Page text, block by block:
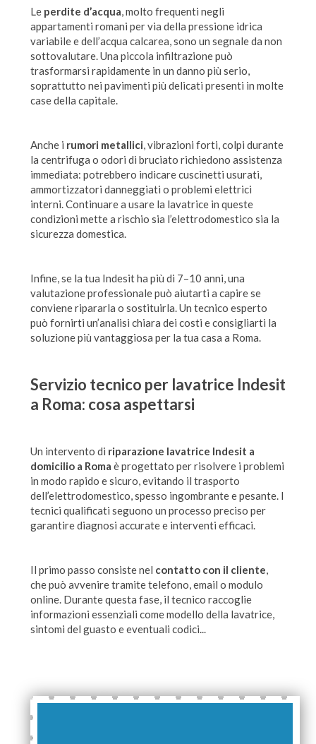
Le perdite d’acqua, molto frequenti negli
appartamenti romani per via della pressione idrica
variabile e dell’acqua calcarea, sono un segnale da non
sottovalutare. Una piccola infiltrazione può
trasformarsi rapidamente in un danno più serio,
soprattutto nei pavimenti più delicati presenti in molte
case della capitale.
Anche i rumori metallici, vibrazioni forti, colpi durante
la centrifuga o odori di bruciato richiedono assistenza
immediata: potrebbero indicare cuscinetti usurati,
ammortizzatori danneggiati o problemi elettrici
interni. Continuare a usare la lavatrice in queste
condizioni mette a rischio sia l’elettrodomestico sia la
sicurezza domestica.
Infine, se la tua Indesit ha più di 7–10 anni, una
valutazione professionale può aiutarti a capire se
conviene ripararla o sostituirla. Un tecnico esperto
può fornirti un’analisi chiara dei costi e consigliarti la
soluzione più vantaggiosa per la tua casa a Roma.
Servizio tecnico per lavatrice Indesit
a Roma: cosa aspettarsi
Un intervento di riparazione lavatrice Indesit a
domicilio a Roma è progettato per risolvere i problemi
in modo rapido e sicuro, evitando il trasporto
dell’elettrodomestico, spesso ingombrante e pesante. I
tecnici qualificati seguono un processo preciso per
garantire diagnosi accurate e interventi efficaci.
Il primo passo consiste nel contatto con il cliente,
che può avvenire tramite telefono, email o modulo
online. Durante questa fase, il tecnico raccoglie
informazioni essenziali come modello della lavatrice,
sintomi del guasto e eventuali codici...